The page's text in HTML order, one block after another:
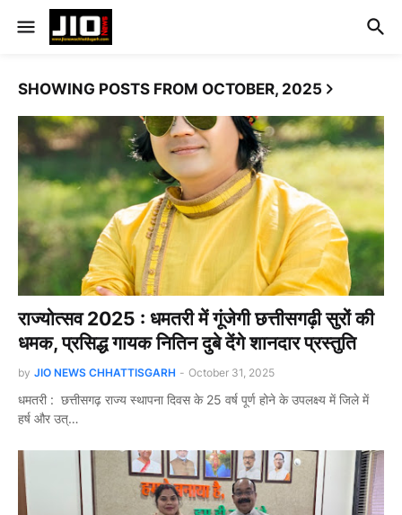
SHOWING POSTS FROM OCTOBER, 2025
राज्योत्सव 2025 : धमतरी में गूंजेगी छत्तीसगढ़ी सुरों की
धमक, प्रसिद्ध गायक नितिन दुबे देंगे शानदार प्रस्तुति
by JIO NEWS CHHATTISGARH - October 31, 2025
धमतरी : छत्तीसगढ़ राज्य स्थापना दिवस के 25 वर्ष पूर्ण होने के उपलक्ष्य में जिले में
हर्ष और उत्…